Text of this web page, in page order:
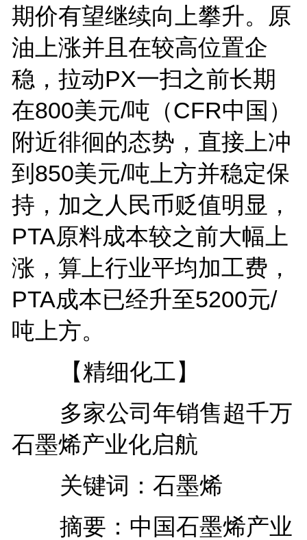
期价有望继续向上攀升。原
油上涨并且在较高位置企
稳，拉动PX一扫之前长期
在800美元/吨（CFR中国）
附近徘徊的态势，直接上冲
到850美元/吨上方并稳定保
持，加之人民币贬值明显，
PTA原料成本较之前大幅上
涨，算上行业平均加工费，
PTA成本已经升至5200元/
吨上方。
【精细化工】
多家公司年销售超千万
石墨烯产业化启航
关键词：石墨烯
摘要：中国石墨烯产业